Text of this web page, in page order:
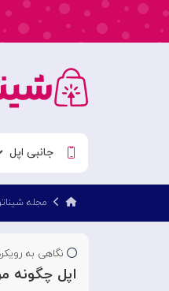
جانبی اپل
مجله
نگاهی به
اپل چگونه